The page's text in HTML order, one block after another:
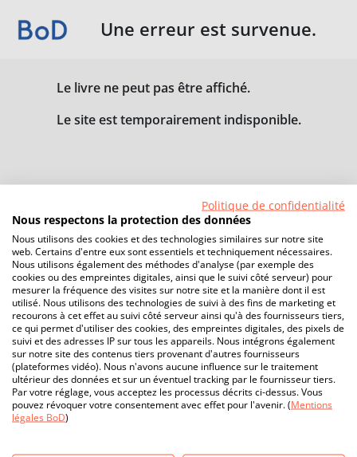
Une erreur est survenue.
Le livre ne peut pas être affiché.
Le site est temporairement indisponible.
Politique de confidentialité
Nous respectons la protection des données
Nous utilisons des cookies et des technologies similaires sur notre site
web. Certains d'entre eux sont essentiels et techniquement nécessaires.
Nous utilisons également des méthodes d'analyse (par exemple des
cookies ou des empreintes digitales, ainsi que le suivi côté serveur) pour
mesurer la fréquence des visites sur notre site et la manière dont il est
utilisé. Nous utilisons des technologies de suivi à des fins de marketing et
recourons à cet effet au suivi côté serveur ainsi qu'à des fournisseurs tiers,
ce qui permet d'utiliser des cookies, des empreintes digitales, des pixels de
suivi et des adresses IP sur tous les appareils. Nous intégrons également
sur notre site des contenus tiers provenant d'autres fournisseurs
(plateformes vidéo). Nous n'avons aucune influence sur le traitement
ultérieur des données et sur un éventuel tracking par le fournisseur tiers.
Par votre réglage, vous acceptez les processus décrits ci-dessus. Vous
pouvez révoquer votre consentement avec effet pour l'avenir. (Mentions
légales BoD)